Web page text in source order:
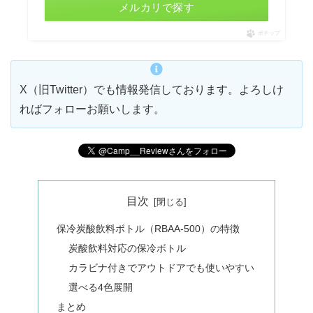
メルカリで探す
ポチップ
X（旧Twitter）でも情報発信しております。よろしけ
ればフォローお願いします。
目次
保冷炭酸飲料ボトル（RBAA-500）の特徴
炭酸飲料対応の保冷ボトル
カラビナ付きでアウトドアでも使いやすい
選べる4色展開
まとめ